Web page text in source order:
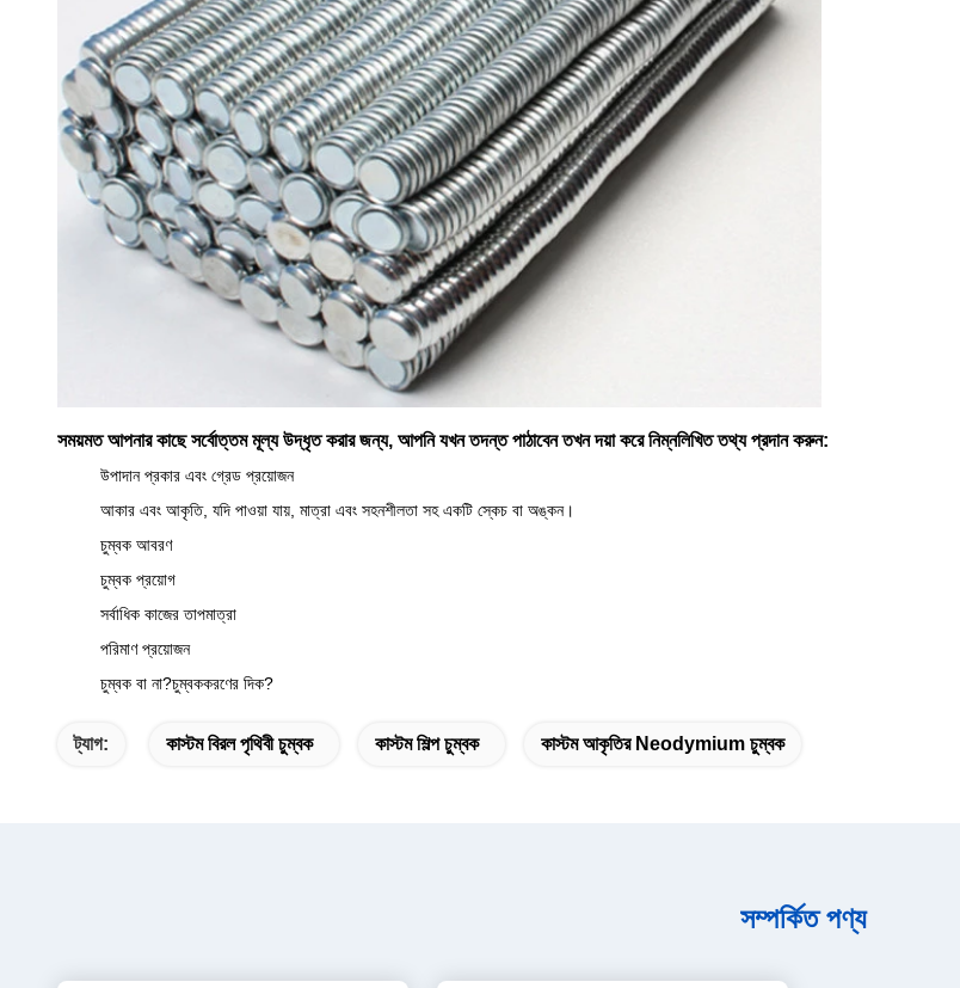
সময়মত আপনার কাছে সর্বোত্তম মূল্য উদ্ধৃত করার জন্য, আপনি যখন তদন্ত পাঠাবেন তখন দয়া করে নিম্নলিখিত তথ্য প্রদান করুন:
উপাদান প্রকার এবং গ্রেড প্রয়োজন
আকার এবং আকৃতি, যদি পাওয়া যায়, মাত্রা এবং সহনশীলতা সহ একটি স্কেচ বা অঙ্কন।
চুম্বক আবরণ
চুম্বক প্রয়োগ
সর্বাধিক কাজের তাপমাত্রা
পরিমাণ প্রয়োজন
চুম্বক বা না?চুম্বককরণের দিক?
ট্যাগ: কাস্টম বিরল পৃথিবী চুম্বক কাস্টম শিল্প চুম্বক কাস্টম আকৃতির Neodymium চুম্বক
সম্পর্কিত পণ্য